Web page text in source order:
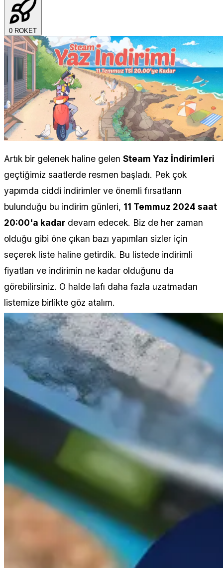
0 ROKET
Artık bir gelenek haline gelen Steam Yaz İndirimleri
geçtiğimiz saatlerde resmen başladı. Pek çok
yapımda ciddi indirimler ve önemli fırsatların
bulunduğu bu indirim günleri, 11 Temmuz 2024 saat
20:00'a kadar devam edecek. Biz de her zaman
olduğu gibi öne çıkan bazı yapımları sizler için
seçerek liste haline getirdik. Bu listede indirimli
fiyatları ve indirimin ne kadar olduğunu da
görebilirsiniz. O halde lafı daha fazla uzatmadan
listemize birlikte göz atalım.